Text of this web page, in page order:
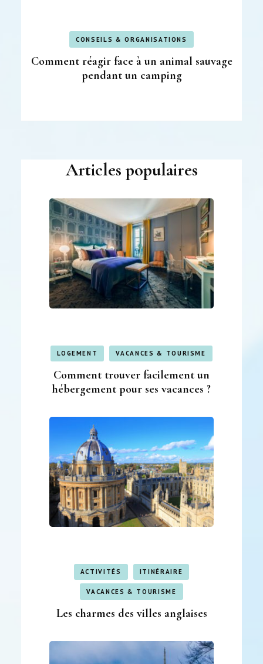
CONSEILS & ORGANISATIONS
Comment réagir face à un animal sauvage
pendant un camping
Articles populaires
LOGEMENT VACANCES & TOURISME
Comment trouver facilement un
hébergement pour ses vacances ?
ACTIVITÉS ITINÉRAIRE
VACANCES & TOURISME
Les charmes des villes anglaises